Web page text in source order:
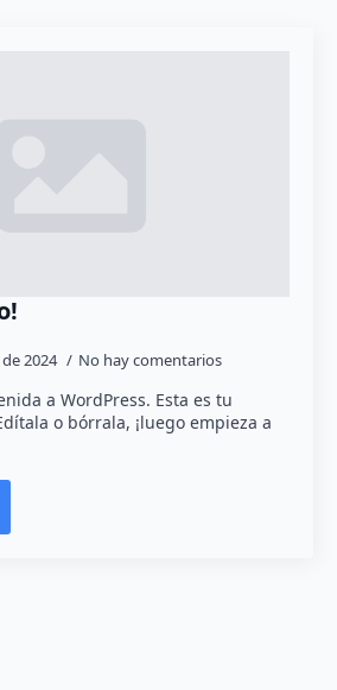
2024 No hay comentarios
a WordPress. Esta es tu
o bórrala, ¡luego empieza a